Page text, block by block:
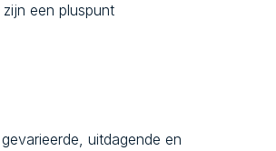
een pluspunt
uitdagende en